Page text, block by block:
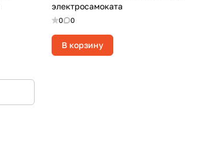
электросамоката
0 0
В корзину